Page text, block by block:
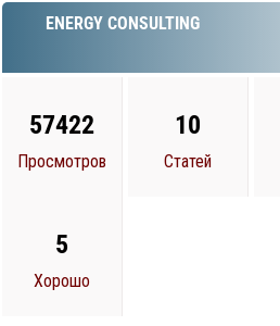
ENERGY CONSULTING
57422
Просмотров
10
Статей
5
Хорошо